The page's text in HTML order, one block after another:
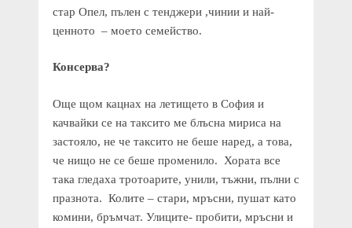
стар Опел, пълен с тенджери ,чинии и най-
ценното – моето семейство.
Консерва?
Още щом кацнах на летището в София и
качвайки се на таксито ме блъсна мириса на
застояло, не че таксито не беше наред, а това,
че нищо не се беше променило. Хората все
така гледаха тротоарите, унили, тъжни, пълни с
празнота. Колите – стари, мръсни, пушат като
комини, бръмчат. Улиците- пробити, мръсни и